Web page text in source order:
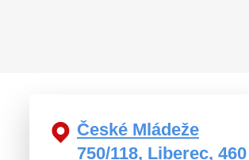
České Mládeže
750/118, Liberec, 460